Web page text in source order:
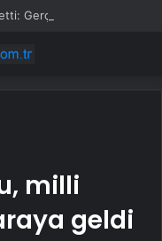
milli
geldi